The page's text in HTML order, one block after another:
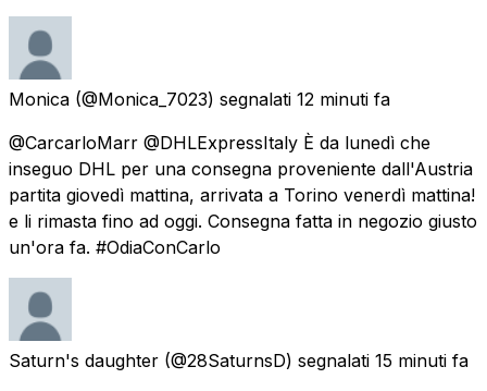
Monica (@Monica_7023) segnalati 12 minuti fa
@CarcarloMarr @DHLExpressItaly È da lunedì che
inseguo DHL per una consegna proveniente dall'Austria
partita giovedì mattina, arrivata a Torino venerdì mattina!
e li rimasta fino ad oggi. Consegna fatta in negozio giusto
un'ora fa. #OdiaConCarlo
Saturn's daughter (@28SaturnsD) segnalati 15 minuti fa